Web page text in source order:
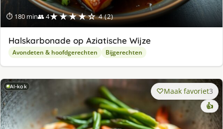
⏱ 180 min👥 4★★★★☆ 4 (2)
Halskarbonade op Aziatische Wijze
Avondeten & hoofdgerechten Bijgerechten
AI-kok Maak favoriet3
👍